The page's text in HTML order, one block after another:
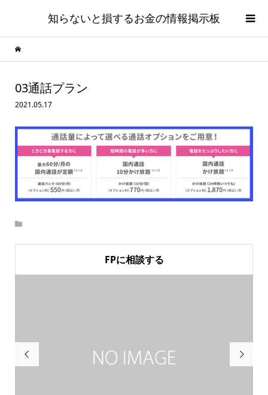
知らないと損するお金の情報掲示板
03通話プラン
2021.05.17
FPに相談する
 